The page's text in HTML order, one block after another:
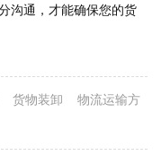
沟通，才能确保您的货
货物装卸
物流运输方